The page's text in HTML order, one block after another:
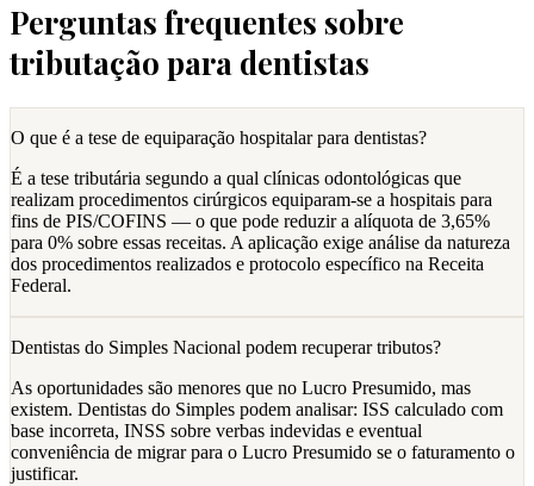
Perguntas frequentes sobre
tributação para dentistas
O que é a tese de equiparação hospitalar para dentistas?
É a tese tributária segundo a qual clínicas odontológicas que
realizam procedimentos cirúrgicos equiparam-se a hospitais para
fins de PIS/COFINS — o que pode reduzir a alíquota de 3,65%
para 0% sobre essas receitas. A aplicação exige análise da natureza
dos procedimentos realizados e protocolo específico na Receita
Federal.
Dentistas do Simples Nacional podem recuperar tributos?
As oportunidades são menores que no Lucro Presumido, mas
existem. Dentistas do Simples podem analisar: ISS calculado com
base incorreta, INSS sobre verbas indevidas e eventual
conveniência de migrar para o Lucro Presumido se o faturamento o
justificar.